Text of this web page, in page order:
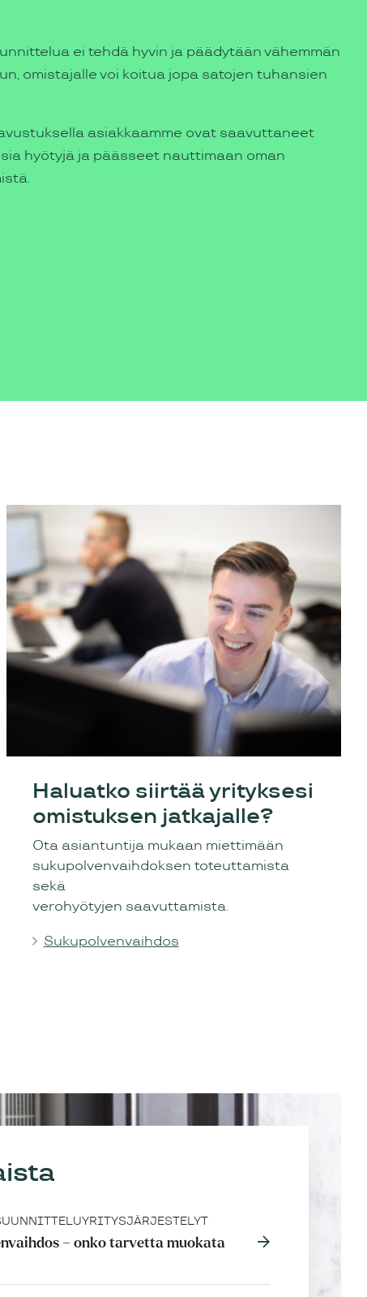
ei tehdä hyvin ja päädytään vähemmän
omistajalle voi koitua jopa satojen tuhansien
asiakkaamme ovat saavuttaneet
hyötyjä ja päässeet nauttimaan oman
Haluatko siirtää yrityksesi
omistuksen jatkajalle?
Ota asiantuntija mukaan miettimään
sukupolvenvaihdoksen toteuttamista
sekä
verohyötyjen saavuttamista.
Sukupolvenvaihdos
YRITYSJÄRJESTELYT
– onko tarvetta muokata